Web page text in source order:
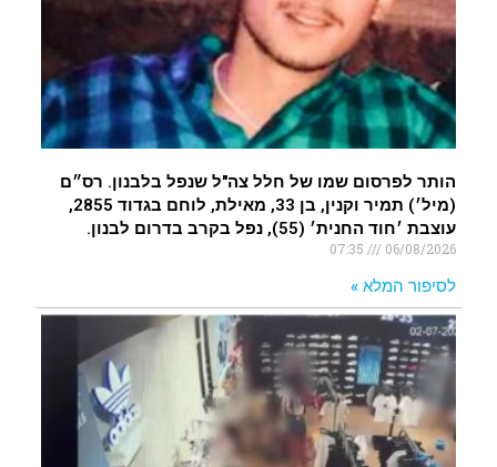
הותר לפרסום שמו של חלל צה"ל שנפל בלבנון. רס״ם
(מיל׳) תמיר וקנין, בן 33, מאילת, לוחם בגדוד 2855,
עוצבת ׳חוד החנית׳ (55), נפל בקרב בדרום לבנון.
06/08/2026
לסיפור המלא »